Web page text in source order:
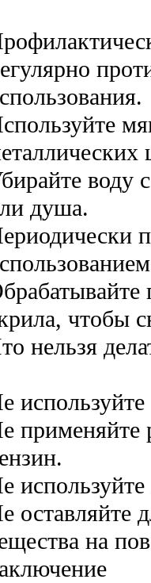
воду
душа.
чтобы
нельзя
применяйте
оставляйте
на